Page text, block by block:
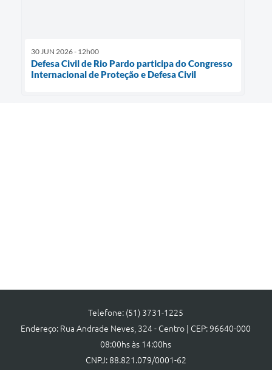
30 JUN 2026 - 12h00
Defesa Civil de Rio Pardo participa do Congresso
Internacional de Proteção e Defesa Civil
Telefone: (51) 3731-1225
Endereço: Rua Andrade Neves, 324 - Centro | CEP: 96640-000
08:00hs às 14:00hs
CNPJ: 88.821.079/0001-62